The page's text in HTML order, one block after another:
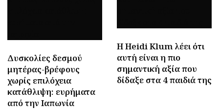
Δυσκολίες δεσμού
μητέρας-βρέφους
χωρίς επιλόχεια
κατάθλιψη: ευρήματα
από την Ιαπωνία
Η Heidi Klum λέει ότι
αυτή είναι η πιο
σημαντική αξία που
δίδαξε στα 4 παιδιά της